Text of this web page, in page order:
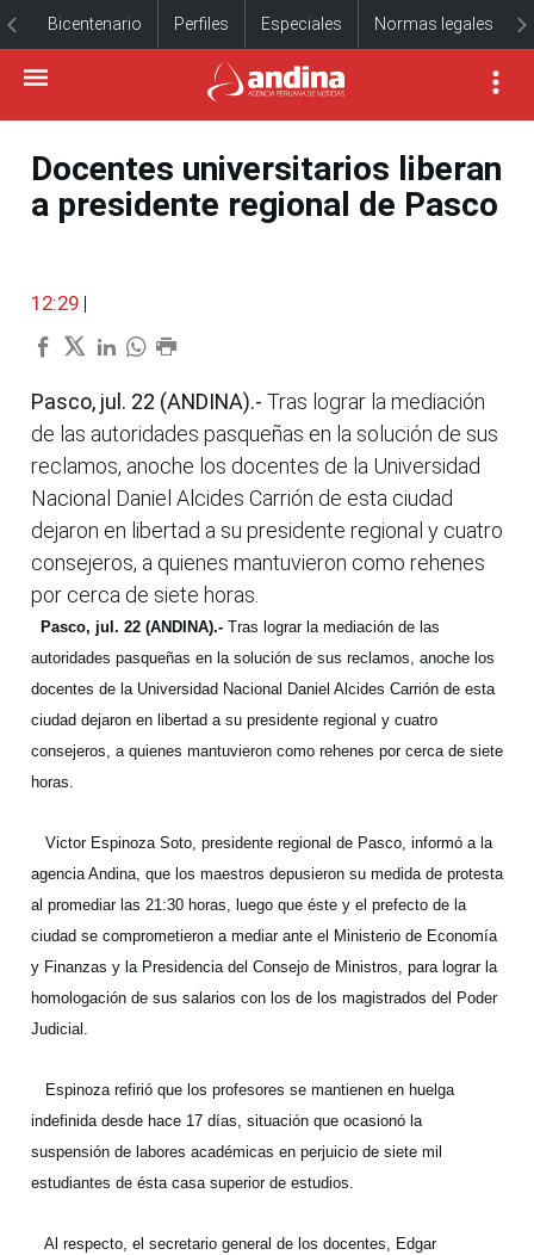
Bicentenario Perfiles Especiales Normas legales
Docentes universitarios liberan
a presidente regional de Pasco
12:29 |
Pasco, jul. 22 (ANDINA).- Tras lograr la mediación
de las autoridades pasqueñas en la solución de sus
reclamos, anoche los docentes de la Universidad
Nacional Daniel Alcides Carrión de esta ciudad
dejaron en libertad a su presidente regional y cuatro
consejeros, a quienes mantuvieron como rehenes
por cerca de siete horas.
Pasco, jul. 22 (ANDINA).- Tras lograr la mediación de las
autoridades pasqueñas en la solución de sus reclamos, anoche los
docentes de la Universidad Nacional Daniel Alcides Carrión de esta
ciudad dejaron en libertad a su presidente regional y cuatro
consejeros, a quienes mantuvieron como rehenes por cerca de siete
horas.
Victor Espinoza Soto, presidente regional de Pasco, informó a la
agencia Andina, que los maestros depusieron su medida de protesta
al promediar las 21:30 horas, luego que éste y el prefecto de la
ciudad se comprometieron a mediar ante el Ministerio de Economía
y Finanzas y la Presidencia del Consejo de Ministros, para lograr la
homologación de sus salarios con los de los magistrados del Poder
Judicial.
Espinoza refirió que los profesores se mantienen en huelga
indefinida desde hace 17 días, situación que ocasionó la
suspensión de labores académicas en perjuicio de siete mil
estudiantes de ésta casa superior de estudios.
Al respecto, el secretario general de los docentes, Edgar